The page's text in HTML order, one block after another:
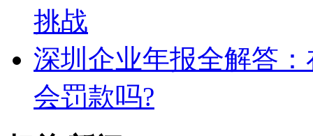
挑战
深圳企业年报全解答
会罚款吗?